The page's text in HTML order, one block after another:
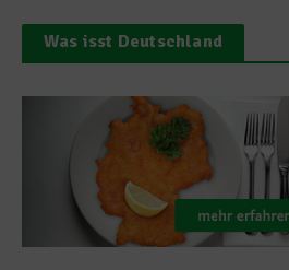
Was isst Deutschland